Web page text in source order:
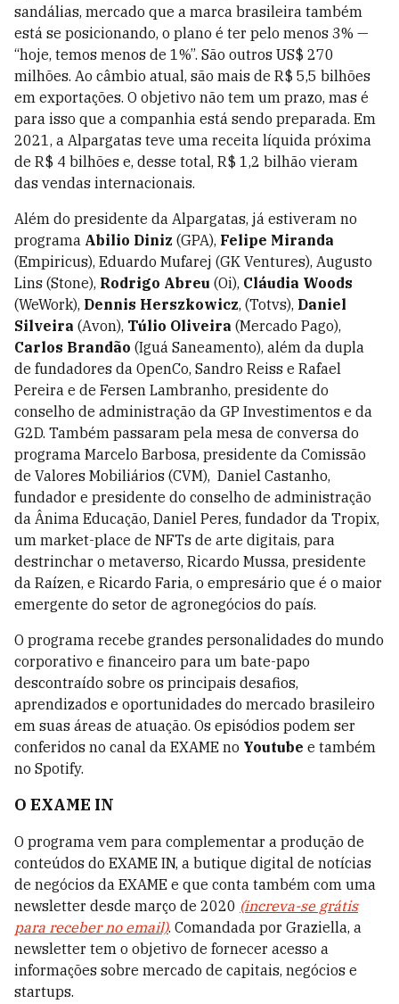
sandálias, mercado que a marca brasileira também
está se posicionando, o plano é ter pelo menos 3% —
“hoje, temos menos de 1%”. São outros US$ 270
milhões. Ao câmbio atual, são mais de R$ 5,5 bilhões
em exportações. O objetivo não tem um prazo, mas é
para isso que a companhia está sendo preparada. Em
2021, a Alpargatas teve uma receita líquida próxima
de R$ 4 bilhões e, desse total, R$ 1,2 bilhão vieram
das vendas internacionais.
Além do presidente da Alpargatas, já estiveram no
programa Abilio Diniz (GPA), Felipe Miranda
(Empiricus), Eduardo Mufarej (GK Ventures), Augusto
Lins (Stone), Rodrigo Abreu (Oi), Cláudia Woods
(WeWork), Dennis Herszkowicz, (Totvs), Daniel
Silveira (Avon), Túlio Oliveira (Mercado Pago),
Carlos Brandão (Iguá Saneamento), além da dupla
de fundadores da OpenCo, Sandro Reiss e Rafael
Pereira e de Fersen Lambranho, presidente do
conselho de administração da GP Investimentos e da
G2D. Também passaram pela mesa de conversa do
programa Marcelo Barbosa, presidente da Comissão
de Valores Mobiliários (CVM), Daniel Castanho,
fundador e presidente do conselho de administração
da Ânima Educação, Daniel Peres, fundador da Tropix,
um market-place de NFTs de arte digitais, para
destrinchar o metaverso, Ricardo Mussa, presidente
da Raízen, e Ricardo Faria, o empresário que é o maior
emergente do setor de agronegócios do país.
O programa recebe grandes personalidades do mundo
corporativo e financeiro para um bate-papo
descontraído sobre os principais desafios,
aprendizados e oportunidades do mercado brasileiro
em suas áreas de atuação. Os episódios podem ser
conferidos no canal da EXAME no Youtube e também
no Spotify.
O EXAME IN
O programa vem para complementar a produção de
conteúdos do EXAME IN, a butique digital de notícias
de negócios da EXAME e que conta também com uma
newsletter desde março de 2020 (increva-se grátis
para receber no email). Comandada por Graziella, a
newsletter tem o objetivo de fornecer acesso a
informações sobre mercado de capitais, negócios e
startups.